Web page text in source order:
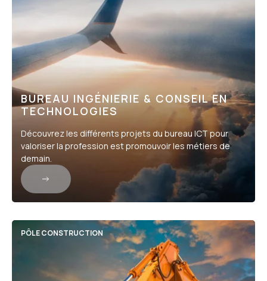
BUREAU INGÉNIERIE & CONSEIL EN
TECHNOLOGIES
Découvrez les différents projets du bureau ICT pour
valoriser la profession est promouvoir les métiers de
demain.
PÔLE CONSTRUCTION